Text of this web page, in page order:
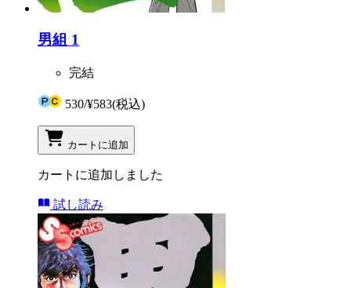
男組 1
完結
530/¥583(税込)
カートに追加
カートに追加しました
試し読み